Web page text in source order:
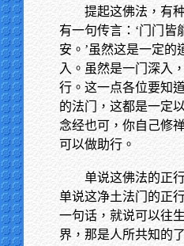
提起这佛法，有
有一句传言：‘门门皆
安。’虽然这是一定的
入。虽然是一门深入
行。这一点各位要知
的法门，这都是一定
念经也可，你自己修
可以做助行。
单说这佛法的正
单说这净土法门的正
一句话，就说可以往
界，那是人所共知的